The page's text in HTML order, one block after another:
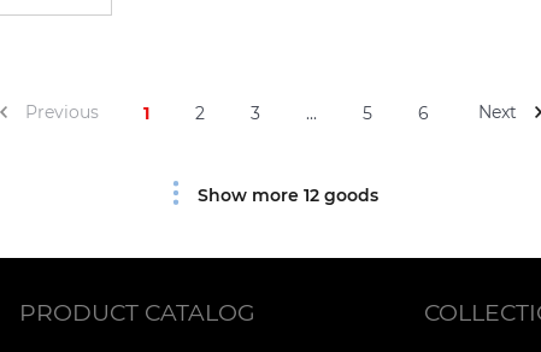
Previous 1 2 3 ... 5 6 Next
Show more 12 goods
PRODUCT CATALOG